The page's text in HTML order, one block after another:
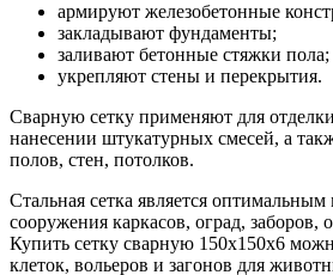
армируют железобетонные
закладывают фундаменты;
заливают бетонные стяжки пола;
укрепляют стены и перекрытия.
Сварную сетку применяют для
нанесении штукатурных смесей, а
полов, стен, потолков.
Стальная сетка является
сооружения каркасов, оград, заборов,
Купить сетку сварную 150х150х6
клеток, вольеров и загонов для